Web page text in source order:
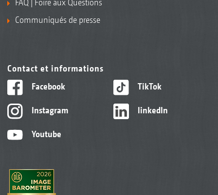
FAQ | Foire aux Questions
Communiqués de presse
Contact et informations
Facebook
Instagram
Youtube
TikTok
linkedIn